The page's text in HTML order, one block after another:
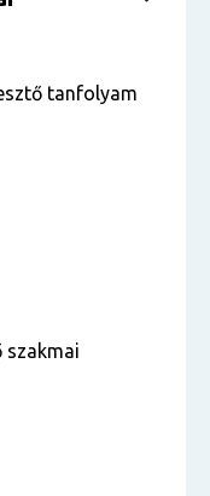
tanfolyam
szakmai